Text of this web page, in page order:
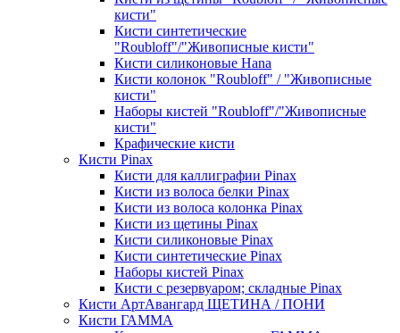
кисти"
Кисти синтетические
"Roubloff"/"Живописные кисти"
Кисти силиконовые Hana
Кисти колонок "Roubloff" / "Живописные
кисти"
Наборы кистей "Roubloff"/"Живописные
кисти"
Крафические кисти
Кисти Pinax
Кисти для каллиграфии Pinax
Кисти из волоса белки Pinax
Кисти из волоса колонка Pinax
Кисти из щетины Pinax
Кисти силиконовые Pinax
Кисти синтетические Pinax
Наборы кистей Pinax
Кисти с резервуаром; складные Pinax
Кисти АртАвангард ЩЕТИНА / ПОНИ
Кисти ГАММА